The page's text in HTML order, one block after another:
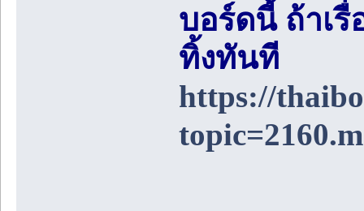
บอร์ดนี้ ถ้าเ
ทิ้งทันที
https://